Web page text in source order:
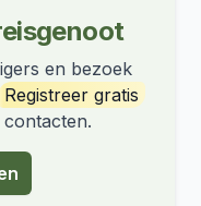
en bezoek
Registreer gratis